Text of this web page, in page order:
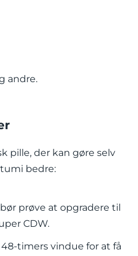
andre.
pille, der kan gøre selv
bedre:
prøve at opgradere til
CDW.
timers vindue for at få